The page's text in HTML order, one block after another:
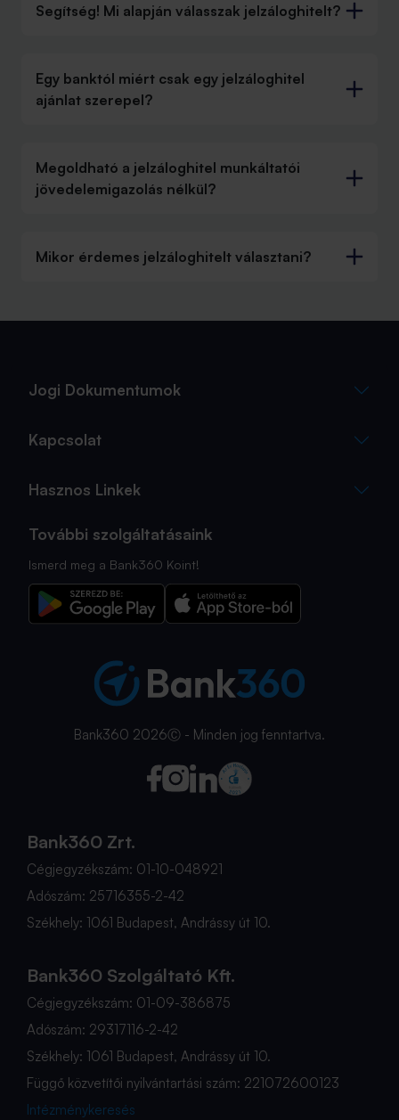
Segítség! Mi alapján válasszak jelzáloghitelt?
Egy banktól miért csak egy jelzáloghitel
ajánlat szerepel?
Megoldható a jelzáloghitel munkáltatói
jövedelemigazolás nélkül?
Mikor érdemes jelzáloghitelt választani?
Jogi Dokumentumok
Kapcsolat
Hasznos Linkek
További szolgáltatásaink
Ismerd meg a Bank360 Koint!
Bank360 2026Ⓒ - Minden jog fenntartva.
Bank360 Zrt.
Cégjegyzékszám: 01-10-048921
Adószám: 25716355-2-42
Székhely: 1061 Budapest, Andrássy út 10.
Bank360 Szolgáltató Kft.
Cégjegyzékszám: 01-09-386875
Adószám: 29317116-2-42
Székhely: 1061 Budapest, Andrássy út 10.
Függő közvetítői nyilvántartási szám: 221072600123
Intézménykeresés